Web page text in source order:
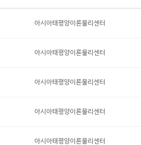
아시아태평양이론물리센터
아시아태평양이론물리센터
아시아태평양이론물리센터
아시아태평양이론물리센터
아시아태평양이론물리센터